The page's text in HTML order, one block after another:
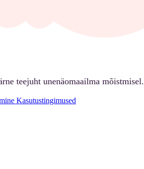
teejuht unenäomaailma mõistmisel.
Kasutustingimused